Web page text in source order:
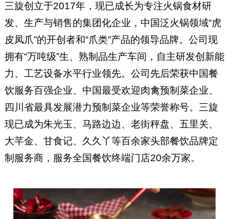
三旋创立于2017年，现已成长为专注火锅食材研
发、生产与销售的集团化企业，中国泛火锅领域“虎
皮凤爪”的开创者和“爪类”产品的领导品牌。公司现
拥有“万吨级”生、熟制品生产车间，自主研发创新能
力、工艺设备水平行业领先。公司先后荣获中国餐
饮服务百强企业、中国最受欢迎肉禽预制菜企业、
四川省最具发展潜力预制菜企业等荣誉称号。三旋
现已成为朱光玉、马路边边、老街秤盘、五里关、
大芊金、甘食记、久久丫等百余家头部餐饮品牌定
制服务商，服务全国餐饮终端门店20余万家。